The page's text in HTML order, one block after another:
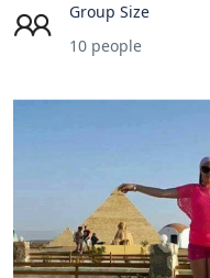
Group Size
10 people